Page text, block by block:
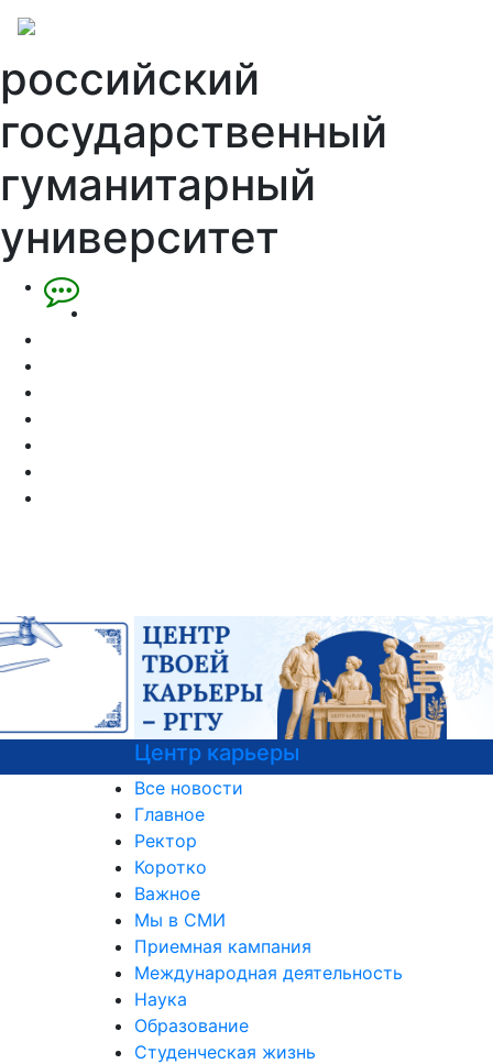
российский
государственный
гуманитарный
университет
Центр карьеры
Все новости
Главное
Ректор
Коротко
Важное
Мы в СМИ
Приемная кампания
Международная деятельность
Наука
Образование
Студенческая жизнь